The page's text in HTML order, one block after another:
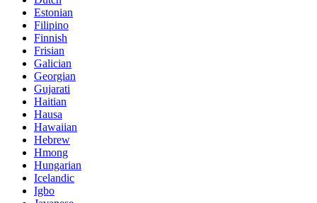
Estonian
Filipino
Finnish
Frisian
Galician
Georgian
Gujarati
Haitian
Hausa
Hawaiian
Hebrew
Hmong
Hungarian
Icelandic
Igbo